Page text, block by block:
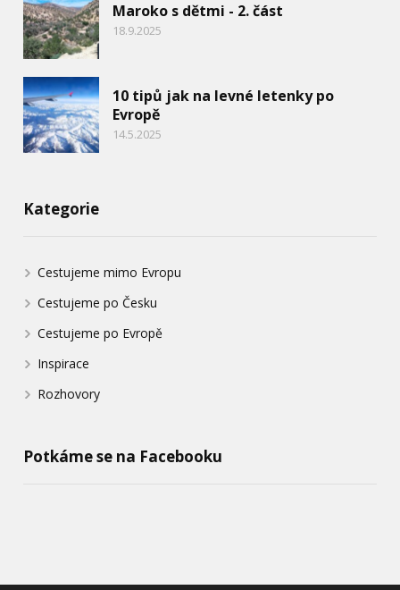
Maroko s dětmi - 2. část
18.9.2025
10 tipů jak na levné letenky po
Evropě
14.5.2025
Kategorie
Cestujeme mimo Evropu
Cestujeme po Česku
Cestujeme po Evropě
Inspirace
Rozhovory
Potkáme se na Facebooku